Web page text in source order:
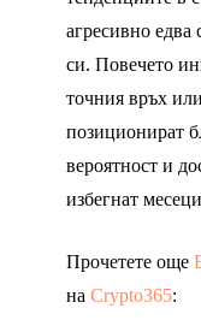
агресивно едва
си. Повечето
точния връх
позиционират
вероятност и
избегнат
Прочетете още
на Crypto365: